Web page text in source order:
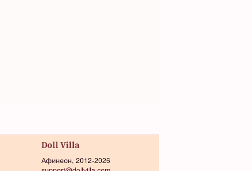
Doll Villa
Афинеон, 2012-2026